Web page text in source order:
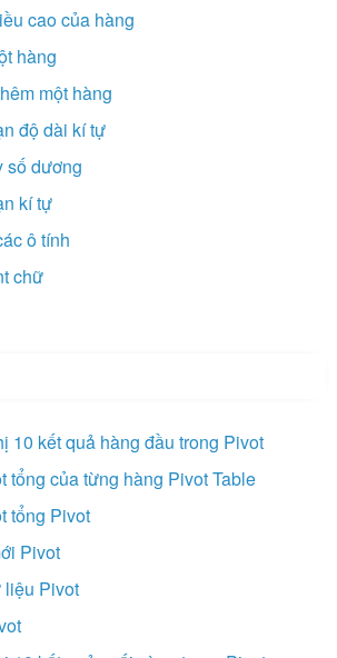
cao của hàng
hàng
một hàng
độ dài kí tự
số dương
kí tự
ô tính
chữ
10 kết quả hàng đầu trong Pivot
tổng của từng hàng Pivot Table
tổng Pivot
Pivot
Pivot